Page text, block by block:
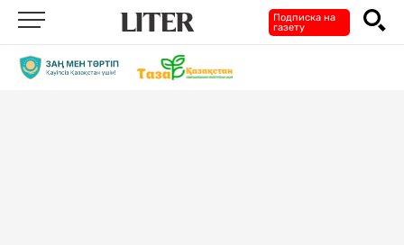
Подписка на
газету